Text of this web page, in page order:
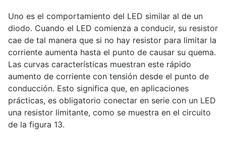
Uno es el comportamiento del LED similar al de un
diodo. Cuando el LED comienza a conducir, su resistor
cae de tal manera que si no hay resistor para limitar la
corriente aumenta hasta el punto de causar su quema.
Las curvas características muestran este rápido
aumento de corriente con tensión desde el punto de
conducción. Esto significa que, en aplicaciones
prácticas, es obligatorio conectar en serie con un LED
una resistor limitante, como se muestra en el circuito
de la figura 13.